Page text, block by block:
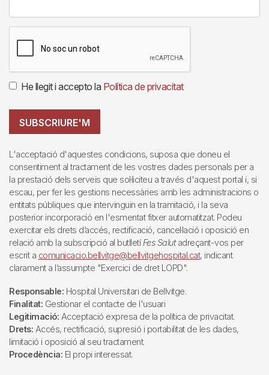
He llegit i accepto la Política de privacitat
SUBSCRIURE'M
L'acceptació d'aquestes condicions, suposa que doneu el
consentiment al tractament de les vostres dades personals per a
la prestació dels serveis que sol·liciteu a través d'aquest portal i, si
escau, per fer les gestions necessàries amb les administracions o
entitats públiques que intervinguin en la tramitació, i la seva
posterior incorporació en l'esmentat fitxer automatitzat. Podeu
exercitar els drets d’accés, rectificació, cancel·lació i oposició en
relació amb la subscripció al butlletí Fes Salutadreçant-vos per
escrit a comunicacio.bellvitge@bellvitgehospital.cat, indicant
clarament a l’assumpte "Exercici de dret LOPD".
Responsable: Hospital Universitari de Bellvitge.
Finalitat: Gestionar el contacte de l'usuari
Legitimació: Acceptació expresa de la política de privacitat.
Drets: Accés, rectificació, supresió i portabilitat de les dades,
limitació i oposició al seu tractament.
Procedència: El propi interessat.